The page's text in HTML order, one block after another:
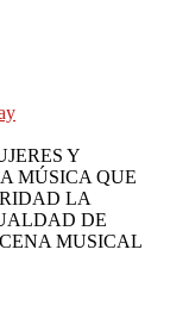
Y
MÚSICA QUE
LA
DE
MUSICAL